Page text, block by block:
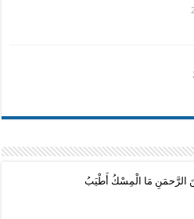
الرَّحمَنِ مَا الْمِسْكُ أَطْيَبُ